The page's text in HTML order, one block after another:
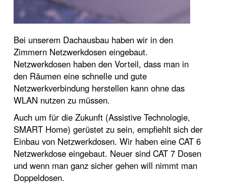
Bei unserem Dachausbau haben wir in den
Zimmern Netzwerkdosen eingebaut.
Netzwerkdosen haben den Vorteil, dass man in
den Räumen eine schnelle und gute
Netzwerkverbindung herstellen kann ohne das
WLAN nutzen zu müssen.
Auch um für die Zukunft (Assistive Technologie,
SMART Home) gerüstet zu sein, empfiehlt sich der
Einbau von Netzwerkdosen. Wir haben eine CAT 6
Netzwerkdose eingebaut. Neuer sind CAT 7 Dosen
und wenn man ganz sicher gehen will nimmt man
Doppeldosen.